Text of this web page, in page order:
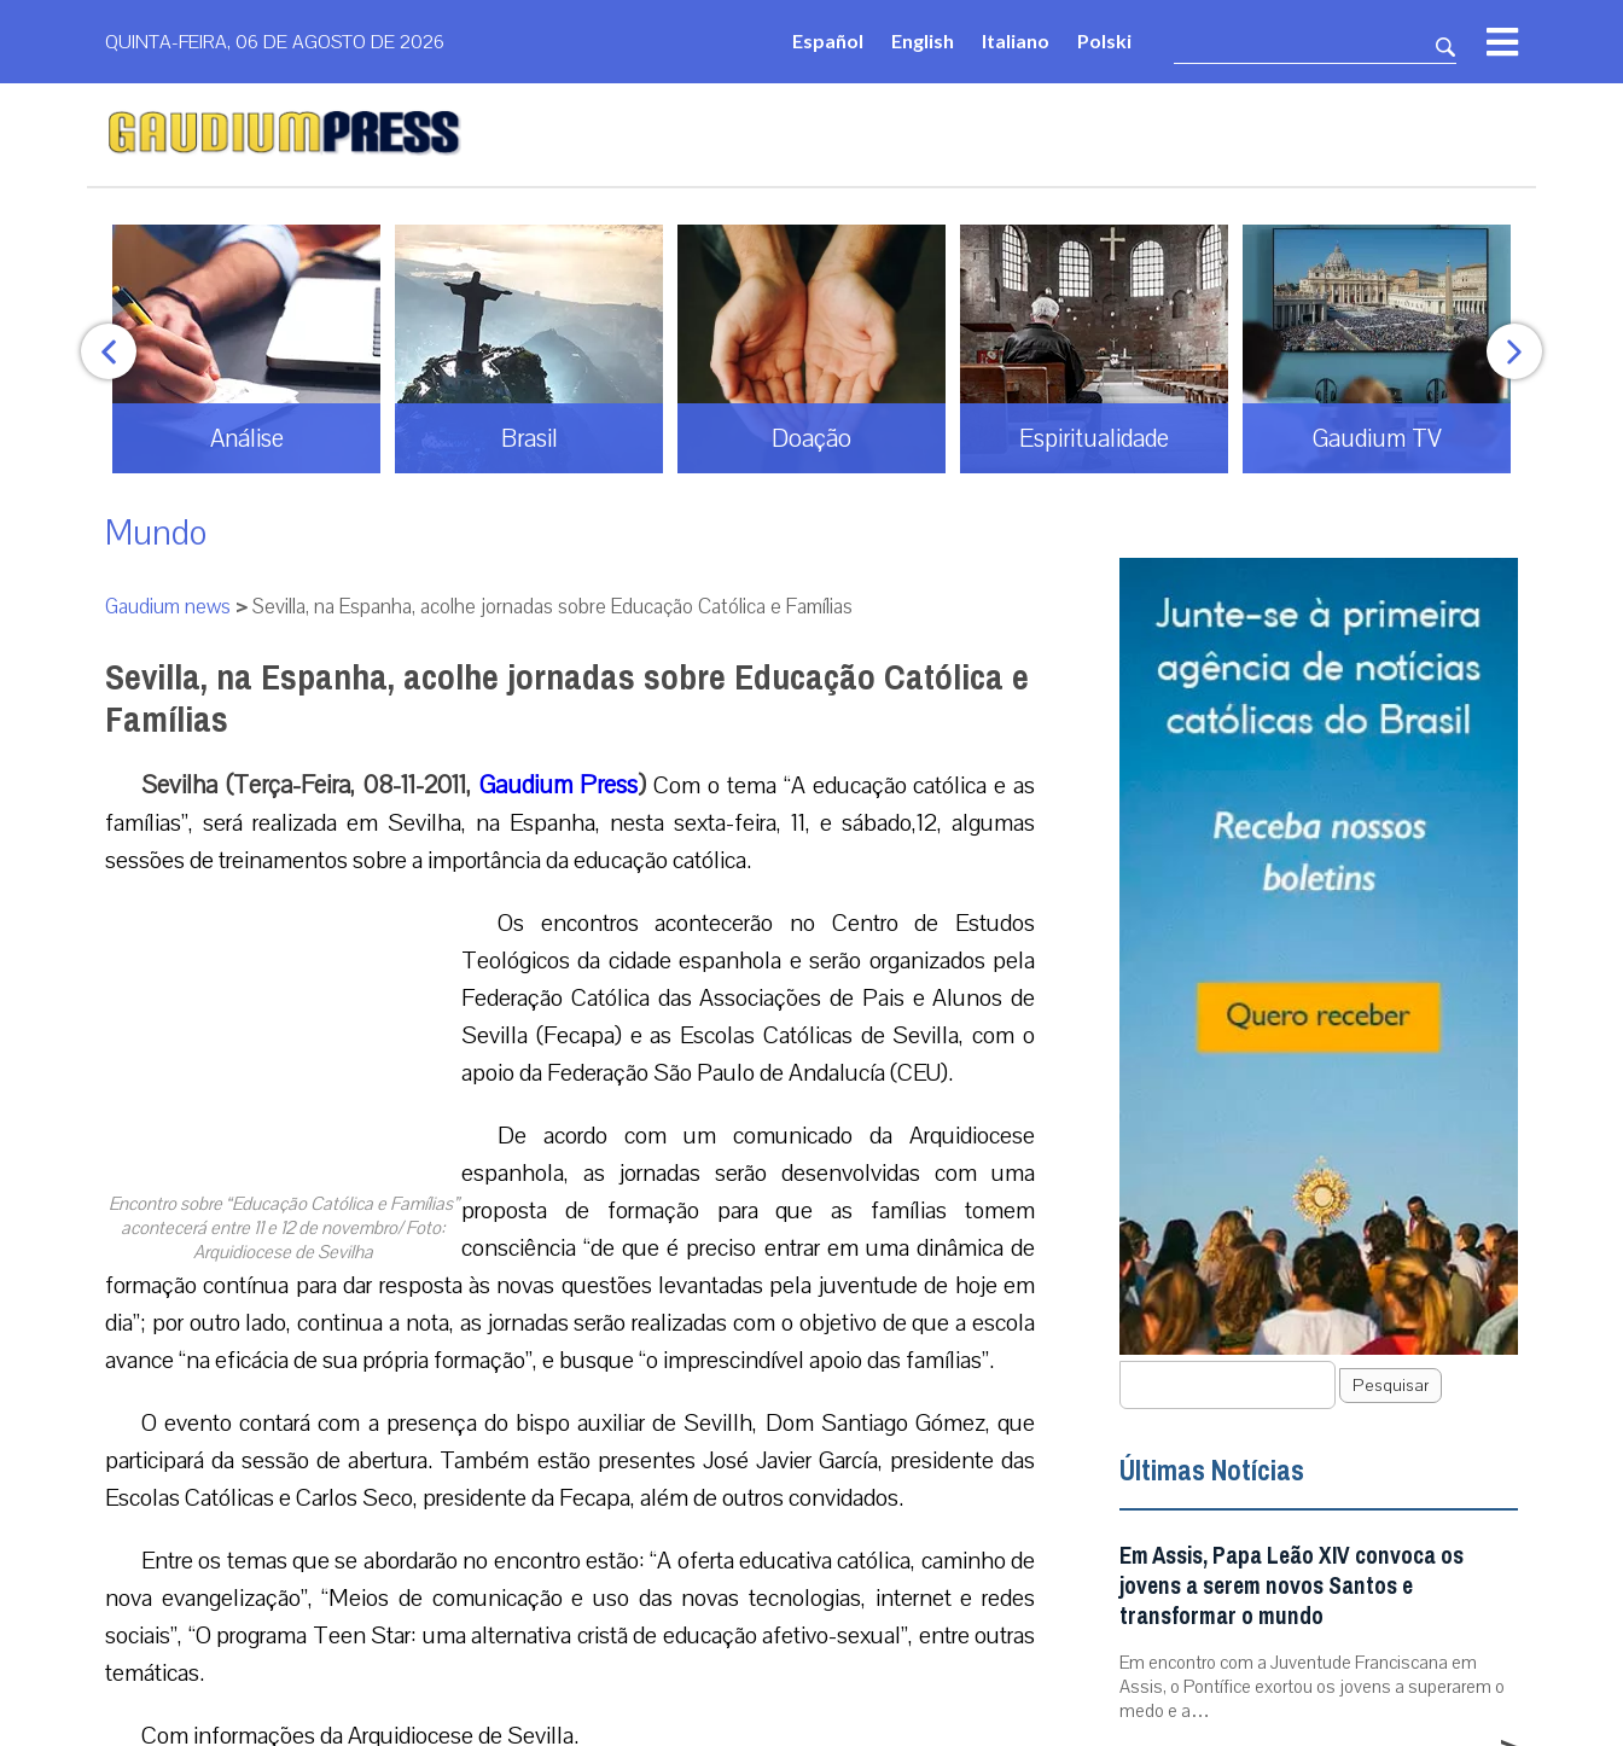
QUINTA-FEIRA, 06 DE AGOSTO DE 2026 Español English Italiano Polski
Análise Brasil Doação Espiritualidade Gaudium TV
Mundo
Gaudium news >Sevilla, na Espanha, acolhe jornadas sobre Educação Católica e Famílias
Sevilla, na Espanha, acolhe jornadas sobre Educação Católica e
Famílias
Sevilha (Terça-Feira, 08-11-2011, Gaudium Press) Com o tema “A educação católica e as
famílias”, será realizada em Sevilha, na Espanha, nesta sexta-feira, 11, e sábado,12, algumas
sessões de treinamentos sobre a importância da educação católica.
Os encontros acontecerão no Centro de Estudos
Teológicos da cidade espanhola e serão organizados pela
Federação Católica das Associações de Pais e Alunos de
Sevilla (Fecapa) e as Escolas Católicas de Sevilla, com o
apoio da Federação São Paulo de Andalucía (CEU).
De acordo com um comunicado da Arquidiocese
espanhola, as jornadas serão desenvolvidas com uma
proposta de formação para que as famílias tomem
consciência “de que é preciso entrar em uma dinâmica de formação contínua para dar resposta
às novas questões levantadas pela juventude de hoje em dia”; por outro lado, continua a nota, as
jornadas serão realizadas com o objetivo de que a escola avance “na eficácia de sua própria
formação”, e busque “o imprescindível apoio das famílias”.
O evento contará com a presença do bispo auxiliar de Sevillh, Dom Santiago Gómez, que
participará da sessão de abertura. Também estão presentes José Javier García, presidente das
Escolas Católicas e Carlos Seco, presidente da Fecapa, além de outros convidados.
Entre os temas que se abordarão no encontro estão: “A oferta educativa católica, caminho de
nova evangelização”, “Meios de comunicação e uso das novas tecnologias, internet e redes
sociais”, “O programa Teen Star: uma alternativa cristã de educação afetivo-sexual”, entre outras
temáticas.
Com informações da Arquidiocese de Sevilla.
Pesquisar
Últimas Notícias
Em Assis, Papa Leão XIV convoca os
jovens a serem novos Santos e
transformar o mundo
Em encontro com a Juventude Franciscana em
Assis, o Pontífice exortou os jovens a superarem o
medo e a…